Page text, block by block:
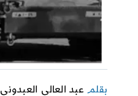
بقلم عبد العالي العبدوني